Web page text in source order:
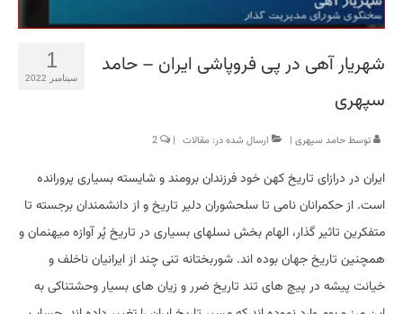
1
سپتامبر 2022
شهریار آهی در پی فروپاشی ایران – حامد
سپهری
توسطحامد سپهری | ارسال شده در: مقالات |
ایران در درازای تاریخ کهن خود فرزندان برومند و شایسته بسیاری پرورانده
است. از حکمرانان نامی تا سلحشوران دلیر تاریخ و از دانشمندان برجسته تا
متفکرین تاثیر گذار، الهام بخش نسلهای بسیاری در تاریخ پُر آوازه میهنمان و
همچنین تاریخ جهان بوده اند. شوربختانه تنی چند از ایرانیان ناخلف و
خیانت پیشه در پیچ های تند تاریخ ضرر و زیان های بسیار وحشتناکی به